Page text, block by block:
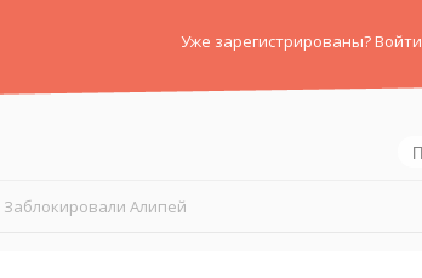
Уже зарегистрированы? Войти
Заблокировали Алипей